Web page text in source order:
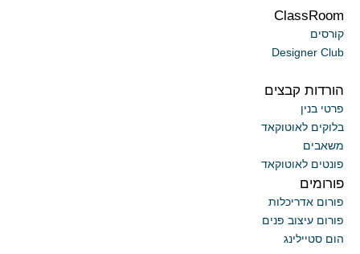
ClassRoom
קורסים
Designer Club
הורדות קבצים
פרטי בנין
בלוקים לאוטוקאד
משאבים
פונטים לאוטוקאד
פורומים
פורום אדריכלות
פורום עיצוב פנים
הום סטיילינג